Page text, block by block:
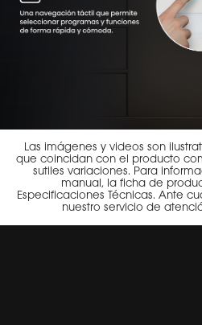
Las imágenes y videos son
que coincidan con el producto
sutiles variaciones. Para
manual, la ficha de
Especificaciones Técnicas. Ante
nuestro servicio de